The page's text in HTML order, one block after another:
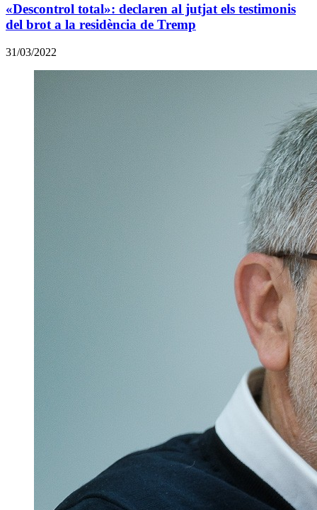
«Descontrol total»: declaren al jutjat els testimonis
del brot a la residència de Tremp
31/03/2022